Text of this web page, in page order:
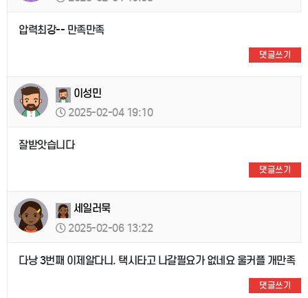
압력최강-- 만족만족
댓글쓰기
이성민
2025-02-04 19:10
잘받앗습니다
댓글쓰기
세일러묵
2025-02-06 13:22
다낭 3번째 이제알다니. 택시타고 나갈필요가 없네요 울커플 개만족
댓글쓰기